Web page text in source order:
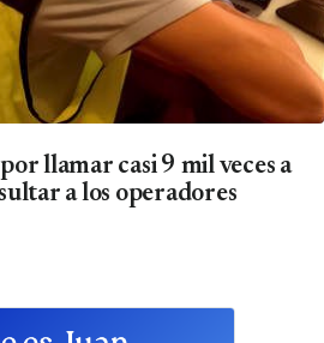
llamar casi 9 mil veces a
a los operadores